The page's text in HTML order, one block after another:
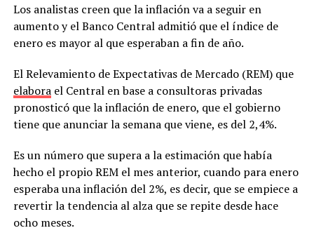
Los analistas creen que la inflación va a seguir en
aumento y el Banco Central admitió que el índice de
enero es mayor al que esperaban a fin de año.
El Relevamiento de Expectativas de Mercado (REM) que
elaborael Central en base a consultoras privadas
pronosticó que la inflación de enero, que el gobierno
tiene que anunciar la semana que viene, es del 2,4%.
Es un número que supera a la estimación que había
hecho el propio REM el mes anterior, cuando para enero
esperaba una inflación del 2%, es decir, que se empiece a
revertir la tendencia al alza que se repite desde hace
ocho meses.